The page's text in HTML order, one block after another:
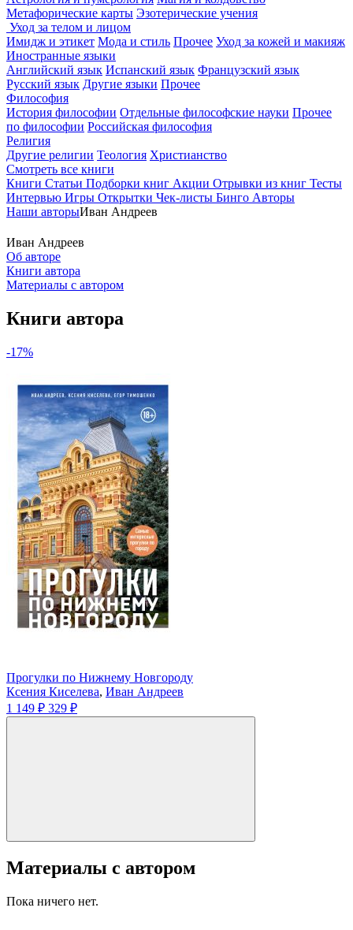
Метафорические карты Эзотерические учения
Уход за телом и лицом
Имидж и этикет Мода и стиль Прочее Уход за кожей и макияж
Иностранные языки
Английский язык Испанский язык Французский язык
Русский язык Другие языки Прочее
Философия
История философии Отдельные философские науки Прочее
по философии Российская философия
Религия
Другие религии Теология Христианство
Смотреть все книги
Книги Статьи Подборки книг Акции Отрывки из книг Тесты
Интервью Игры Открытки Чек-листы Бинго Авторы
Наши авторыИван Андреев
Иван Андреев
Об авторе
Книги автора
Материалы с автором
Книги автора
-17%
Прогулки по Нижнему Новгороду
Ксения Киселева, Иван Андреев
1 149 ₽ 329 ₽
Материалы с автором
Пока ничего нет.